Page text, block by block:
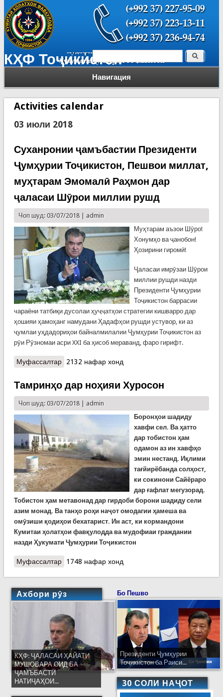
КҲФ Тоҷикистон
Навигация
Форма поиска Поиск
Activities calendar
03 июли 2018
Суханронии ҷамъбастии Президенти
Ҷумҳурии Тоҷикистон, Пешвои миллат,
муҳтарам Эмомалӣ Раҳмон дар
ҷаласаи Шӯрои миллии рушд
Чоп шуд: 03/07/2018 | admin
Муҳтарам аъзои Шӯро!
Хонумҳо ва ҷанобон!
Ҳозирини гиромӣ!
Ҷаласаи имрӯзаи Шӯрои
миллии рушди назди
Президенти Ҷумҳурии
Тоҷикистон баррасии
чараёни татбиқи дусолаи ҳуҷҷатҳои стратегии кишварро дар
ҳошияи ҳамоҳанг намудани Ҳадафҳои рушди устувор, ки аз
ҷумлаи уҳдадориҳои байналмилалии Ҷумҳурии Тоҷикистон аз
рӯи Рӯзномаи асри XXI ба ҳисоб мераванд, фаро гирифт.
Муфассалтаро Суханронии ҷамъбастии Президенти
муҳтарам Эмомалӣ Раҳмон дар ҷаласаи Шӯрои
миллии рушд
2132 нафар хонд
Тамринҳо дар ноҳияи Хуросон
Чоп шуд: 03/07/2018 | admin
Боронҳои шадиду
хавфи сел. Ва ҳатто
дар тобистон ҳам
одамон аз ин хавфҳо
эмин нестанд. Иқлими
тағйирёбанда солҳост,
ки сокинони Сайёраро
дар ғафлат мегузорад.
Тобистон ҳам метавонад дар гирдоби борони шадиду сели
азим монад. Ва танҳо роҳи наҷот омодагии ҳамеша ва
омӯзиши қодиҳои бехатарист. Ин аст, ки кормандони
Кумитаи ҳолатҳои фавқулодда ва мудофиаи граждании
назди Ҳукумати Ҷумҳурии Тоҷикистон
Муфассалтаро Тамринҳо дар ноҳияи Хуросон
1748 нафар хонд
Ахбори рӯз
КҲФ: ҶАЛАСАИ ҲАЙАТИ
МУШОВАРА ОИД БА
ҶАМЪБАСТИ
НАТИҶАҲОИ...
Бо Пешво
Президенти Ҷумҳурии
Тоҷикистон ба Раиси...
30 СОЛИ НАҶОТ